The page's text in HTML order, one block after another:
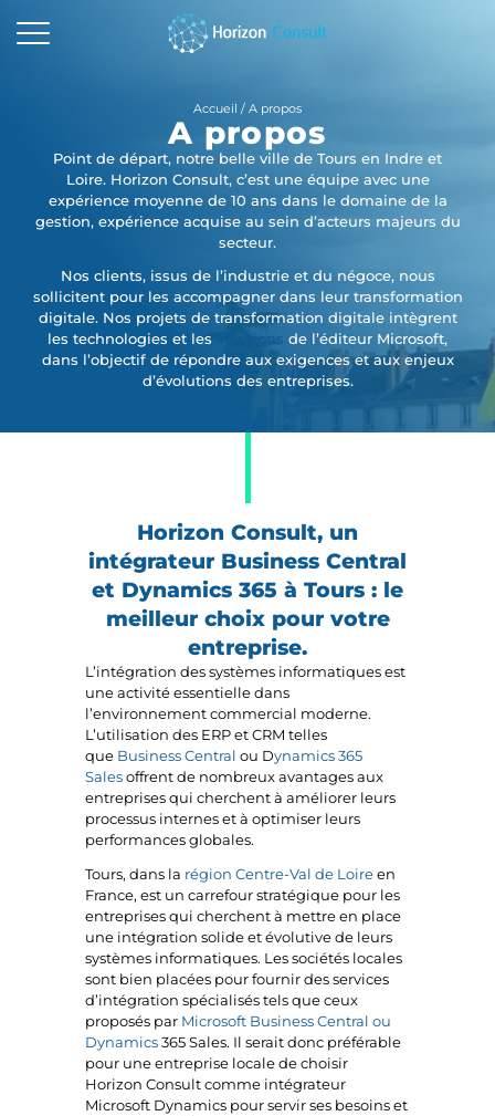
RESSOURCES
CONTACTEZ-NOUS
Accueil / A propos
A propos
Point de départ, notre belle ville de Tours en Indre et
Loire. Horizon Consult, c’est une équipe avec une
expérience moyenne de 10 ans dans le domaine de la
gestion, expérience acquise au sein d’acteurs majeurs du
secteur.
Nos clients, issus de l’industrie et du négoce, nous
sollicitent pour les accompagner dans leur transformation
digitale. Nos projets de transformation digitale intègrent
les technologies et les
solutions de l’éditeur Microsoft,
dans l’objectif de répondre aux exigences et aux enjeux
d’évolutions des entreprises.
Horizon Consult, un
intégrateur Business Central
et Dynamics 365 à Tours : le
meilleur choix pour votre
entreprise.
L’intégration des systèmes informatiques est
une activité essentielle dans
l’environnement commercial moderne.
L’utilisation des ERP et CRM telles
que Business Central ou Dynamics 365
Salesoffrent de nombreux avantages aux
entreprises qui cherchent à améliorer leurs
processus internes et à optimiser leurs
performances globales.
Tours, dans la région Centre-Val de Loireen
France, est un carrefour stratégique pour les
entreprises qui cherchent à mettre en place
une intégration solide et évolutive de leurs
systèmes informatiques. Les sociétés locales
sont bien placées pour fournir des services
d’intégration spécialisés tels que ceux
proposés par Microsoft Business Central ou
Dynamics365 Sales. Il serait donc préférable
pour une entreprise locale de choisir
Horizon Consult comme intégrateur
Microsoft Dynamics pour servir ses besoins et